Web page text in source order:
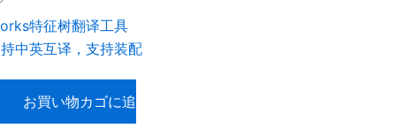
特征树翻译工具
中英互译，支持装配
お買い物カゴに追